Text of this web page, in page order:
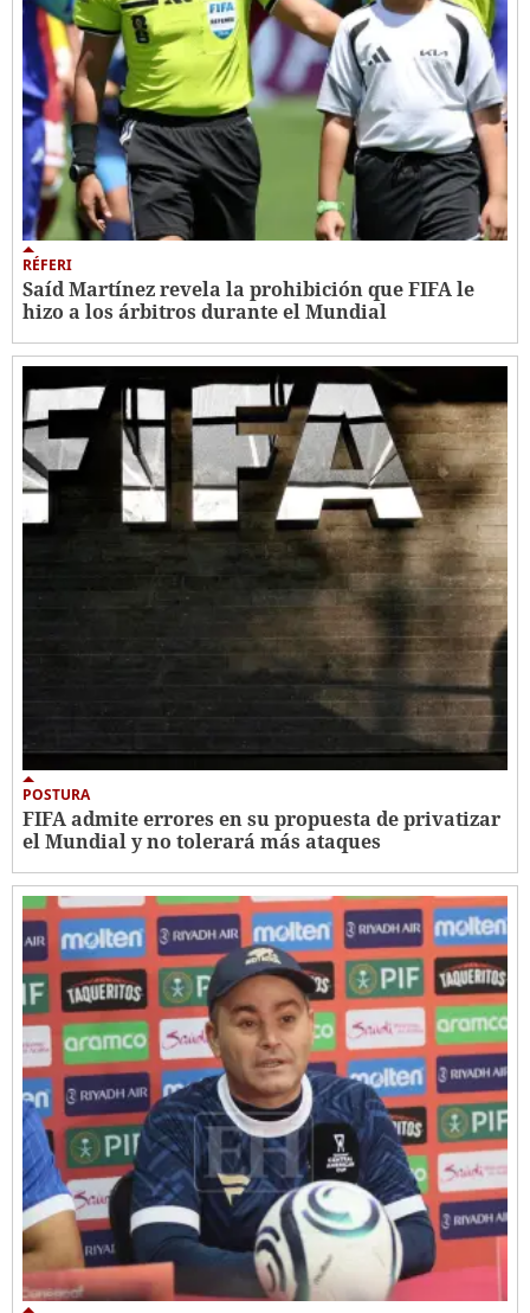
RÉFERI
Saíd Martínez revela la prohibición que FIFA le
hizo a los árbitros durante el Mundial
POSTURA
FIFA admite errores en su propuesta de privatizar
el Mundial y no tolerará más ataques